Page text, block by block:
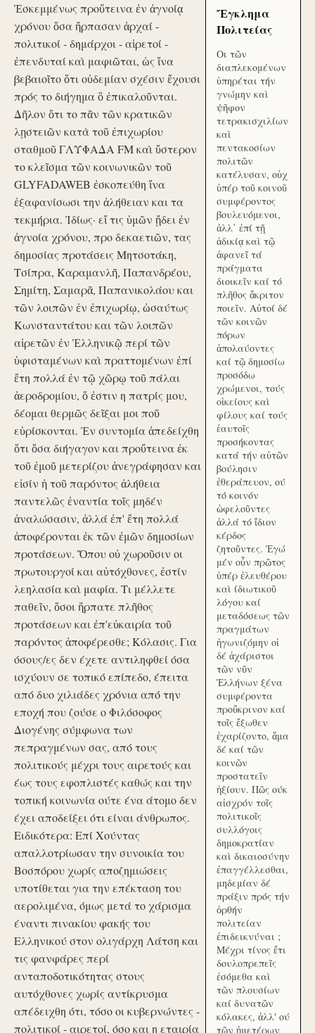
Ἐσκεμμένως προὔτεινα ἐν ἀγνοίᾳ
χρόνου ὅσα ἥρπασαν ἀρχαί -
πολιτικοί - δημάρχοι - αἱρετοί -
ἐπενδυταί καὶ μαφιῶται, ὡς ἵνα
βεβαιοῖτο ὅτι οὐδεμίαν σχέσιν ἔχουσι
πρός το διήγημα ὃ ἐπικαλοῦνται.
Δῆλον ὅτι το πᾶν τῶν κρατικῶν
λῃστειῶν κατὰ τοῦ ἐπιχωρίου
σταθμοῦ ΓΛΥΦΑΔΑ FM καὶ ὕστερον
το κλεῖσμα τῶν κοινωνικῶν τοῦ
GLYFADAWEB ἐσκοπεύθη ἵνα
ἐξαφανίσωσι την ἀλήθειαν και τα
τεκμήρια. Ἰδίως· εἴ τις ὑμῶν ᾔδει ἐν
ἀγνοία χρόνου, προ δεκαετιῶν, τας
δημοσίας προτάσεις Μητσοτάκη,
Τσίπρα, Καραμανλῆ, Παπανδρέου,
Σημίτη, Σαμαρᾶ, Παπανικολάου και
τῶν λοιπῶν ἐν ἐπιχωρίῳ, ὡσαύτως
Κωνσταντάτου και τῶν λοιπῶν
αἱρετῶν ἐν Ἑλληνικῷ περί τῶν
ὑφισταμένων καὶ πραττομένων ἐπί
ἔτη πολλά ἐν τῷ χῶρῳ τοῦ πάλαι
ἀεροδρομίου, ὅ ἐστιν η πατρίς μου,
δέομαι θερμῶς δεῖξαι μοι ποῦ
εὑρίσκονται. Ἐν συντομία ἀπεδείχθη
ὅτι ὅσα διήγαγον και προὔτεινα ἐκ
τοῦ ἐμοῦ μετερίζου ἀνεγράφησαν και
εἰσίν ἡ τοῦ παρόντος ἀλήθεια
παντελῶς ἐναντία τοῖς μηδέν
ἀναλώσασιν, ἀλλά ἐπ' ἔτη πολλά
ἀποφέρονται ἐκ τῶν ἐμῶν δημοσίων
προτάσεων. Ὅπου οὐ χωροῦσιν οι
πρωτουργοί και αὐτόχθονες, ἐστίν
λεηλασία καὶ μαφία. Τι μέλλετε
παθεῖν, ὅσοι ἥρπατε πλῆθος
προτάσεων και ἐπ'εὐκαιρία τοῦ
παρόντος ἀποφέρεσθε; Κόλασις. Για
όσους/ες δεν έχετε αντιληφθεί όσα
ισχύουν σε τοπικό επίπεδο, έπειτα
από δυο χιλιάδες χρόνια από την
εποχή που ζούσε ο Φιλόσοφος
Διογένης σύμφωνα των
πεπραγμένων σας, από τους
πολιτικούς μέχρι τους αιρετούς και
έως τους εφοπλιστές καθώς και την
τοπική κοινωνία ούτε ένα άτομο δεν
έχει αποδείξει ότι είναι άνθρωπος.
Ειδικότερα: Επί Χούντας
απαλλοτρίωσαν την συνοικία του
Βοσπόρου χωρίς αποζημιώσεις
υποτίθεται για την επέκταση του
αερολιμένα, όμως μετά το χάρισμα
έναντι πινακίου φακής του
Ελληνικού στον ολιγάρχη Λάτση και
τις φανφάρες περί
ανταποδοτικότητας στους
αυτόχθονες χωρίς αντίκρυσμα
απέδειχθη ότι, τόσο οι κυβερνώντες -
πολιτικοί - αιρετοί, όσο και η εταιρία
Ἔγκλημα
Πολιτείας
Οι τῶν
διαπλεκομένων
ὑπηρέται τήν
γνώμην καὶ
ψῆφον
τετρακισχιλίων
καὶ
πεντακοσίων
πολιτῶν
κατέλυσαν, οὐχ
ὑπέρ τοῦ κοινοῦ
συμφέροντος
βουλευόμενοι,
ἀλλ᾽ ἐπί τῇ
ἀδικίᾳ καὶ τῷ
ἀφανεῖ τά
πράγματα
διοικεῖν καί τό
πλῆθος ἄκριτον
ποιεῖν. Αὐτοί δέ
τῶν κοινῶν
πόρων
ἀπολαύοντες
καί τῷ δημοσίω
προσόδω
χρώμενοι, τούς
οἰκείους καὶ
φίλους καί τούς
ἑαυτοῖς
προσήκοντας
κατά τήν αὑτῶν
βούλησιν
ἐθεράπευον, ού
τό κοινόν
ὠφελοῦντες
ἀλλά τό ἴδιον
κέρδος
ζητοῦντες. Ἐγώ
μέν οὖν πρῶτος
ὑπέρ ἐλευθέρου
καὶ ίδιωτικοῦ
λόγου καί
μεταδόσεως τῶν
πραγμάτων
ἠγωνιζόμην οἱ
δέ ἀχάριστοι
τῶν νῦν
Ἑλλήνων ξένα
συμφέροντα
προὔκρινον καί
τοῖς ἔξωθεν
ἐχαρίζοντο, ἅμα
δέ καί τῶν
κοινῶν
προστατεῖν
ἠξίουν. Πῶς ούκ
αἰσχρόν τοῖς
πολιτικοῖς
συλλόγοις
δημοκρατίαν
καὶ δικαιοσύνην
ἐπαγγέλλεσθαι,
μηδεμίαν δέ
πράξιν πρός τήν
ὀρθήν
πολιτείαν
ἐπιδεικνύναι ;
Μέχρι τίνος ἔτι
δουλοπρεπεῖς
ἐσόμεθα καὶ
τῶν πλουσίων
καί δυνατῶν
κόλακες, ἀλλ' ού
τῶν ἡμετέρων